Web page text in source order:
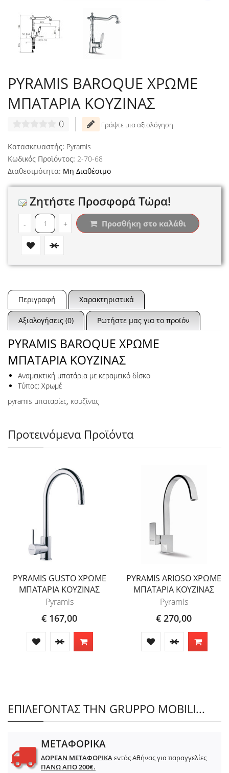
PYRAMIS BAROQUE ΧΡΩΜΕ
ΜΠΑΤΑΡΙΑ ΚΟΥΖΙΝΑΣ
0 Γράψτε μια αξιολόγηση
Κατασκευαστής: Pyramis
Κωδικός Προϊόντος: 2-70-68
Διαθεσιμότητα: Μη Διαθέσιμο
Ζητήστε Προσφορά Τώρα!
- + Προσθήκη στο καλάθι
Περιγραφή Χαρακτηριστικά
Αξιολογήσεις (0) Ρωτήστε μας για το προϊόν
PYRAMIS BAROQUE ΧΡΩΜΕ
ΜΠΑΤΑΡΙΑ ΚΟΥΖΙΝΑΣ
Αναμεικτική μπατάρια με κεραμεικό δίσκο
Τύπος: Χρωμέ
pyramis μπαταρίες, κουζίνας
Προτεινόμενα Προϊόντα
PYRAMIS GUSTO ΧΡΩΜΕ
ΜΠΑΤΑΡΙΑ ΚΟΥΖΙΝΑΣ
Pyramis
€ 167,00
PYRAMIS ARIOSO ΧΡΩΜΕ
ΜΠΑΤΑΡΙΑ ΚΟΥΖΙΝΑΣ
Pyramis
€ 270,00
ΕΠΙΛΕΓΟΝΤΑΣ ΤΗΝ GRUPPO MOBILI...
ΜΕΤΑΦΟΡΙΚΑ
ΔΩΡΕΑΝ ΜΕΤΑΦΟΡΙΚΑεντός Αθήνας για παραγγελίες
ΠΑΝΩ ΑΠΟ 200€.